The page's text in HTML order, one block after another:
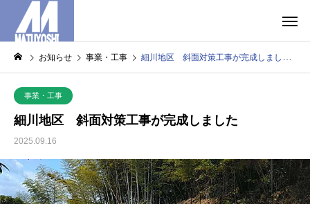
お知らせ 事業・工事 細川地区 斜面対策工事が完成しました
事業・工事
細川地区 斜面対策工事が完成しました
2025.09.16